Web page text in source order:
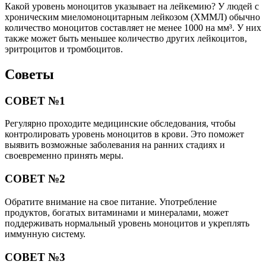
Какой уровень моноцитов указывает на лейкемию? У людей с
хроническим миеломоноцитарным лейкозом (ХММЛ) обычно
количество моноцитов составляет не менее 1000 на мм³. У них
также может быть меньшее количество других лейкоцитов,
эритроцитов и тромбоцитов.
Советы
СОВЕТ №1
Регулярно проходите медицинские обследования, чтобы
контролировать уровень моноцитов в крови. Это поможет
выявить возможные заболевания на ранних стадиях и
своевременно принять меры.
СОВЕТ №2
Обратите внимание на свое питание. Употребление
продуктов, богатых витаминами и минералами, может
поддерживать нормальный уровень моноцитов и укреплять
иммунную систему.
СОВЕТ №3